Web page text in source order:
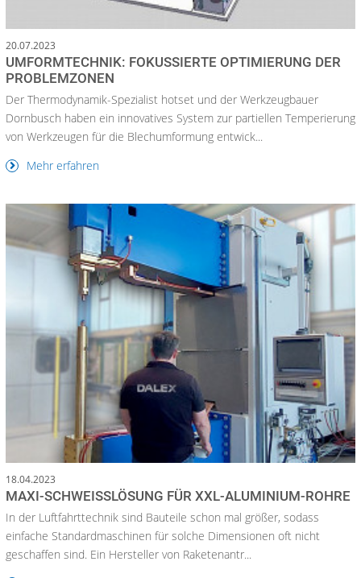
20.07.2023
UMFORMTECHNIK: FOKUSSIERTE OPTIMIERUNG DER
PROBLEMZONEN
Der Thermodynamik-Spezialist hotset und der Werkzeugbauer
Dornbusch haben ein innovatives System zur partiellen Temperierung
von Werkzeugen für die Blechumformung entwick...
Mehr erfahren
18.04.2023
MAXI-SCHWEISSLÖSUNG FÜR XXL-ALUMINIUM-ROHRE
In der Luftfahrttechnik sind Bauteile schon mal größer, sodass
einfache Standardmaschinen für solche Dimensionen oft nicht
geschaffen sind. Ein Hersteller von Raketenantr...